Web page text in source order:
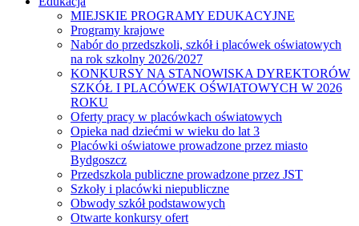
MIEJSKIE PROGRAMY EDUKACYJNE
Programy krajowe
Nabór do przedszkoli, szkół i placówek oświatowych
na rok szkolny 2026/2027
KONKURSY NA STANOWISKA DYREKTORÓW
SZKÓŁ I PLACÓWEK OŚWIATOWYCH W 2026
ROKU
Oferty pracy w placówkach oświatowych
Opieka nad dziećmi w wieku do lat 3
Placówki oświatowe prowadzone przez miasto
Bydgoszcz
Przedszkola publiczne prowadzone przez JST
Szkoły i placówki niepubliczne
Obwody szkół podstawowych
Otwarte konkursy ofert